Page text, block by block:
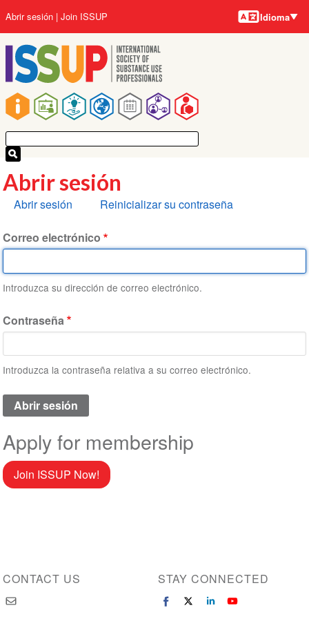
al
contenido
principal
Main
navigation
User
account
menu
Abrir sesión Join ISSUP Idiomas
Idioma
Abrir sesión
Solapas
Abrir sesión Reinicializar su contraseña
Correo electrónico
Introduzca su dirección de correo electrónico.
Contraseña
Introduzca la contraseña relativa a su correo electrónico.
Apply for membership
Join ISSUP Now!
CONTACT US STAY CONNECTED